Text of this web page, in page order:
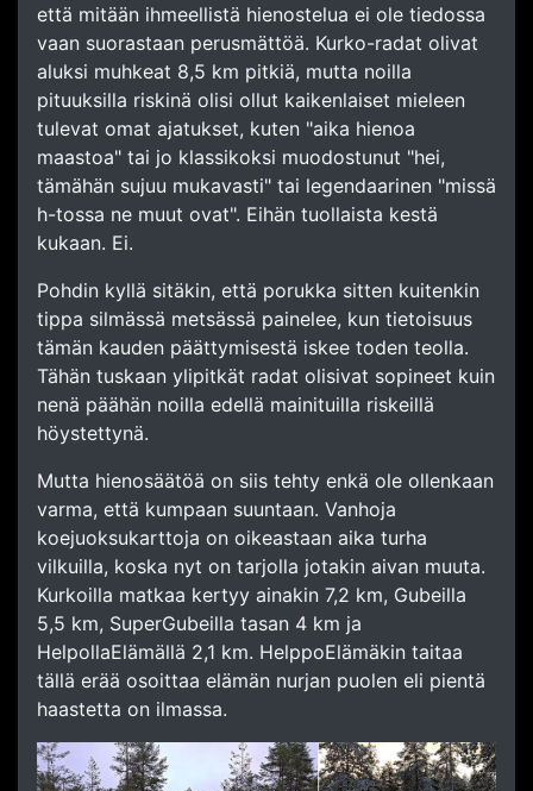
että mitään ihmeellistä hienostelua ei ole tiedossa
vaan suorastaan perusmättöä. Kurko-radat olivat
aluksi muhkeat 8,5 km pitkiä, mutta noilla
pituuksilla riskinä olisi ollut kaikenlaiset mieleen
tulevat omat ajatukset, kuten "aika hienoa
maastoa" tai jo klassikoksi muodostunut "hei,
tämähän sujuu mukavasti" tai legendaarinen "missä
h-tossa ne muut ovat". Eihän tuollaista kestä
kukaan. Ei.
Pohdin kyllä sitäkin, että porukka sitten kuitenkin
tippa silmässä metsässä painelee, kun tietoisuus
tämän kauden päättymisestä iskee toden teolla.
Tähän tuskaan ylipitkät radat olisivat sopineet kuin
nenä päähän noilla edellä mainituilla riskeillä
höystettynä.
Mutta hienosäätöä on siis tehty enkä ole ollenkaan
varma, että kumpaan suuntaan. Vanhoja
koejuoksukarttoja on oikeastaan aika turha
vilkuilla, koska nyt on tarjolla jotakin aivan muuta.
Kurkoilla matkaa kertyy ainakin 7,2 km, Gubeilla
5,5 km, SuperGubeilla tasan 4 km ja
HelpollaElämällä 2,1 km. HelppoElämäkin taitaa
tällä erää osoittaa elämän nurjan puolen eli pientä
haastetta on ilmassa.